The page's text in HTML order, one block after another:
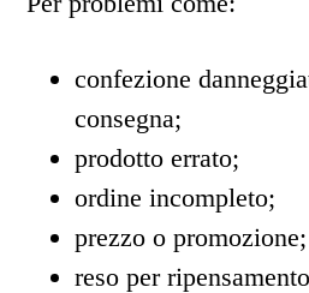
confezione
consegna;
prodotto errato;
ordine incompleto;
prezzo o promozione;
reso per